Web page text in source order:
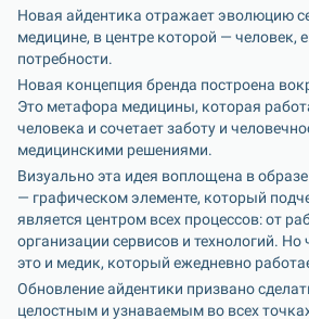
Новая айдентика отражает эволюцию
медицине, в центре которой — человек,
потребности.
Новая концепция бренда построена
Это метафора медицины, которая
человека и сочетает заботу и
медицинскими решениями.
Визуально эта идея воплощена в
— графическом элементе, который
является центром всех процессов: от
организации сервисов и технологий. Но
это и медик, который ежедневно
Обновление айдентики призвано
целостным и узнаваемым во всех